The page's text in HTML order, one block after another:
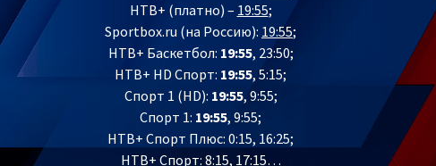
НТВ+ (платно) – 19:55;
Sportbox.ru (на Россию): 19:55;
НТВ+ Баскетбол: 19:55, 23:50;
НТВ+ HD Спорт: 19:55, 5:15;
Спорт 1 (HD): 19:55, 9:55;
Спорт 1: 19:55, 9:55;
НТВ+ Спорт Плюс: 0:15, 16:25;
НТВ+ Спорт: 8:15, 17:15…